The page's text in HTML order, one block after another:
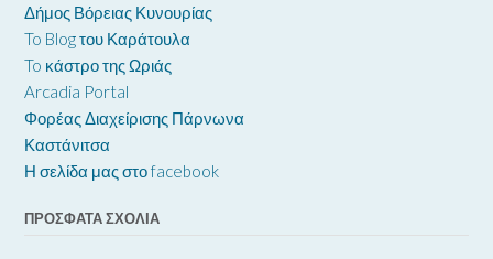
Δήμος Βόρειας Κυνουρίας
To Blog του Καράτουλα
To κάστρο της Ωριάς
Arcadia Portal
Φορέας Διαχείρισης Πάρνωνα
Καστάνιτσα
Η σελίδα μας στο facebook
ΠΡΌΣΦΑΤΑ ΣΧΌΛΙΑ